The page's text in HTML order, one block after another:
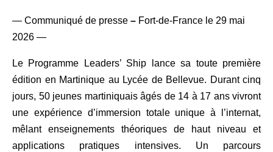
— Communiqué de presse – Fort-de-France le 29 mai
2026 —
Le Programme Leaders’ Ship lance sa toute première
édition en Martinique au Lycée de Bellevue. Durant cinq
jours, 50 jeunes martiniquais âgés de 14 à 17 ans vivront
une expérience d’immersion totale unique à l’internat,
mêlant enseignements théoriques de haut niveau et
applications pratiques intensives. Un parcours